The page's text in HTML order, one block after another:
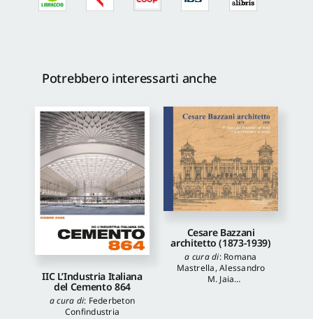
Potrebbero interessarti anche
IIC L’Industria Italiana
del Cemento 864
a cura di: Federbeton
Confindustria
Cesare Bazzani
architetto (1873-1939)
a cura di: Romana
Mastrella,Alessandro
M. Jaia